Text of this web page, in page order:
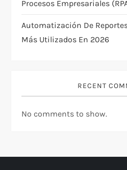
Procesos Empresariales
Automatización De
Más Utilizados En 2026
RECENT
No comments to show.